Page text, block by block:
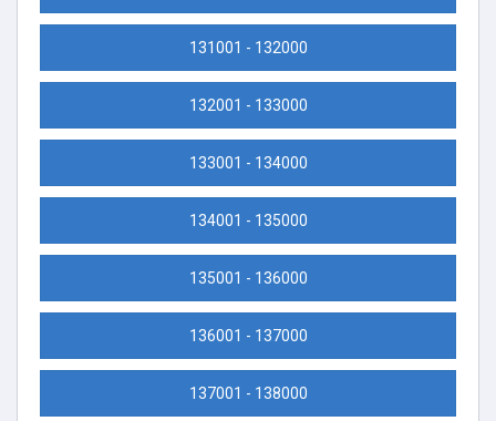
131001 - 132000
132001 - 133000
133001 - 134000
134001 - 135000
135001 - 136000
136001 - 137000
137001 - 138000